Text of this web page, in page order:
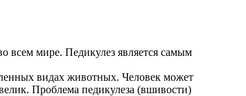
всем мире. Педикулез является самым
видах животных. Человек может
Проблема педикулеза (вшивости)